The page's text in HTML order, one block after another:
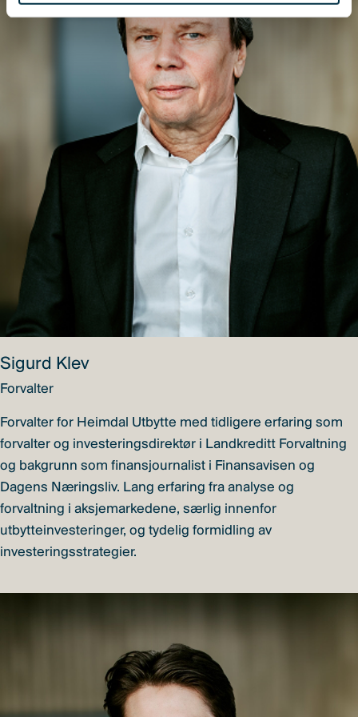
Sigurd Klev
Forvalter
Forvalter for Heimdal Utbytte med tidligere erfaring som
forvalter og investeringsdirektør i Landkreditt Forvaltning
og bakgrunn som finansjournalist i Finansavisen og
Dagens Næringsliv. Lang erfaring fra analyse og
forvaltning i aksjemarkedene, særlig innenfor
utbytteinvesteringer, og tydelig formidling av
investeringsstrategier.